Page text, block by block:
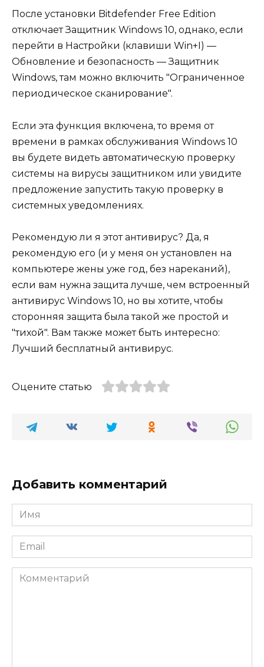
После установки Bitdefender Free Edition
отключает Защитник Windows 10, однако, если
перейти в Настройки (клавиши Win+I) —
Обновление и безопасность — Защитник
Windows, там можно включить "Ограниченное
периодическое сканирование".
Если эта функция включена, то время от
времени в рамках обслуживания Windows 10
вы будете видеть автоматическую проверку
системы на вирусы защитником или увидите
предложение запустить такую проверку в
системных уведомлениях.
Рекомендую ли я этот антивирус? Да, я
рекомендую его (и у меня он установлен на
компьютере жены уже год, без нареканий),
если вам нужна защита лучше, чем встроенный
антивирус Windows 10, но вы хотите, чтобы
сторонняя защита была такой же простой и
"тихой". Вам также может быть интересно:
Лучший бесплатный антивирус.
Оцените статью
Добавить комментарий
Имя
*
Email
*
Комментарий